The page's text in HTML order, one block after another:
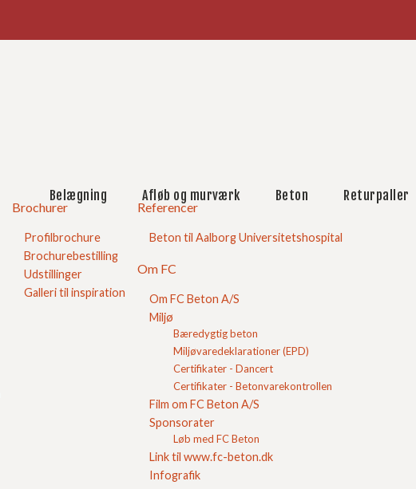
Brochurer
Profilbrochure
Brochurebestilling
Udstillinger
Galleri til inspiration
Referencer
Beton til Aalborg Universitetshospital
Om FC
Om FC Beton A/S
Miljø
Bæredygtig beton
Miljøvaredeklarationer (EPD)
Certifikater - Dancert
Certifikater - Betonvarekontrollen
Film om FC Beton A/S
Sponsorater
Løb med FC Beton
Link til www.fc-beton.dk
Infografik
Belægning Afløb og murværk Beton Returpaller
Flisebelægning
Hjælp til beton
Guide til hærdedøgn
Spørgsmål og svar
Ordforklaringer
Afretningslag
Aggressiv miljøklasse
Betonbelægningssten
Betonklinker
Blandesats
Bundsikringslag